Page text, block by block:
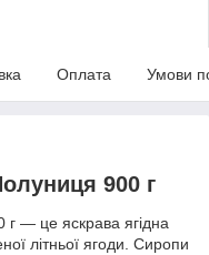
Оплата Умови
900 г
— це яскрава ягідна
літньої ягоди. Сиропи